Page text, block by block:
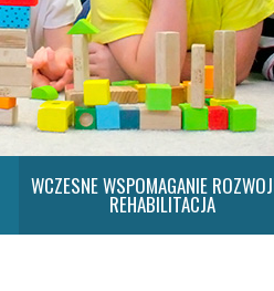
WCZESNE WSPOMAGANIE
REHABILITACJA